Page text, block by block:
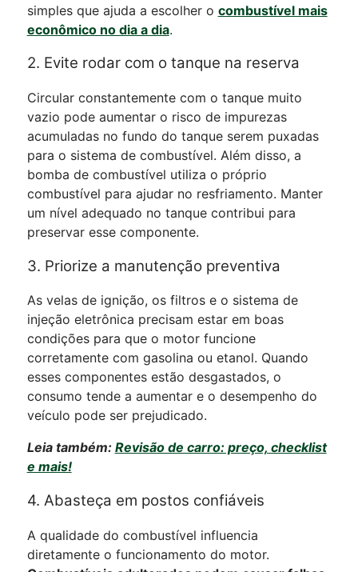
simples que ajuda a escolher o combustível mais
econômico no dia a dia.
2. Evite rodar com o tanque na reserva
Circular constantemente com o tanque muito
vazio pode aumentar o risco de impurezas
acumuladas no fundo do tanque serem puxadas
para o sistema de combustível. Além disso, a
bomba de combustível utiliza o próprio
combustível para ajudar no resfriamento. Manter
um nível adequado no tanque contribui para
preservar esse componente.
3. Priorize a manutenção preventiva
As velas de ignição, os filtros e o sistema de
injeção eletrônica precisam estar em boas
condições para que o motor funcione
corretamente com gasolina ou etanol. Quando
esses componentes estão desgastados, o
consumo tende a aumentar e o desempenho do
veículo pode ser prejudicado.
Leia também: Revisão de carro: preço, checklist
e mais!
4. Abasteça em postos confiáveis
A qualidade do combustível influencia
diretamente o funcionamento do motor.